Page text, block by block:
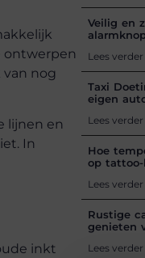
ontwerpen
nog
lijnen en
In
inkt
Veilig en
Lees verder
Taxi
eigen
Lees verder
Hoe
op tattoo-
Lees verder
Rustige
genieten
Lees verder